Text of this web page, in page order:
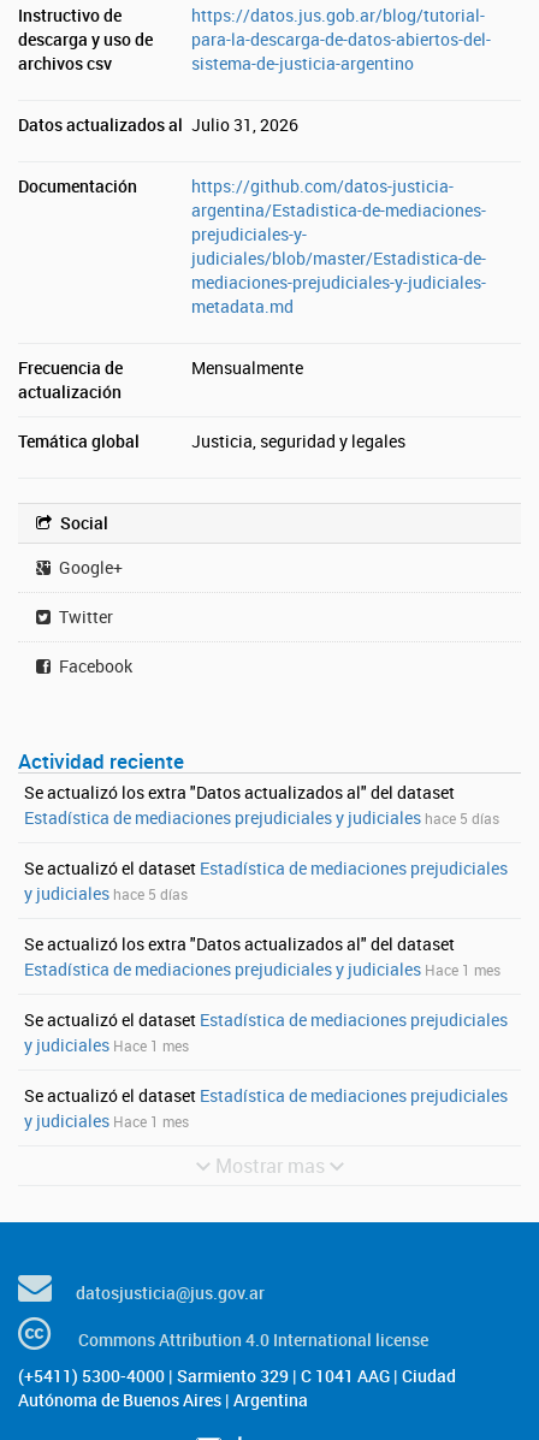
Instructivo de
descarga y uso de
archivos csv
https://datos.jus.gob.ar/blog/tutorial-
para-la-descarga-de-datos-abiertos-del-
sistema-de-justicia-argentino
Datos actualizados al Julio 31, 2026
Documentación
https://github.com/datos-justicia-
argentina/Estadistica-de-mediaciones-
prejudiciales-y-
judiciales/blob/master/Estadistica-de-
mediaciones-prejudiciales-y-judiciales-
metadata.md
Frecuencia de
actualización
Mensualmente
Temática global Justicia, seguridad y legales
Social
Google+
Twitter
Facebook
Actividad reciente
Se actualizó los extra "Datos actualizados al" del dataset
Estadística de mediaciones prejudiciales y judiciales hace 5 días
Se actualizó el dataset Estadística de mediaciones prejudiciales
y judiciales hace 5 días
Se actualizó los extra "Datos actualizados al" del dataset
Estadística de mediaciones prejudiciales y judiciales Hace 1 mes
Se actualizó el dataset Estadística de mediaciones prejudiciales
y judiciales Hace 1 mes
Se actualizó el dataset Estadística de mediaciones prejudiciales
y judiciales Hace 1 mes
Mostrar mas
datosjusticia@jus.gov.ar
Commons Attribution 4.0 International license
(+5411) 5300-4000 | Sarmiento 329 | C 1041 AAG | Ciudad
Autónoma de Buenos Aires | Argentina